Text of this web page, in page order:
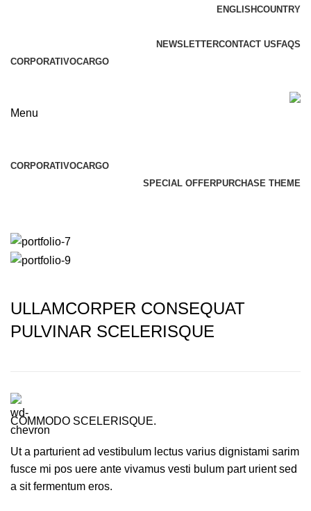
ENGLISHCOUNTRY
NEWSLETTERCONTACT US FAQS
CORPORATIVOCARGO
Menu
CORPORATIVOCARGO
SPECIAL OFFERPURCHASE THEME
ULLAMCORPER CONSEQUAT
PULVINAR SCELERISQUE
COMMODO SCELERISQUE.
Ut a parturient ad vestibulum lectus varius dignistami sarim
fusce mi pos uere ante vivamus vesti bulum part urient sed
a sit fermentum eros.